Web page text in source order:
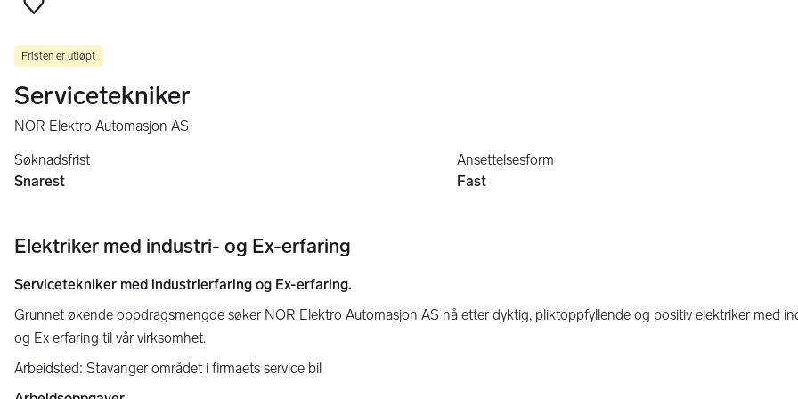
Fristen er utløpt
Servicetekniker
NOR Elektro Automasjon AS
Søknadsfrist
Snarest
Ansettelsesform
Fast
Elektriker med industri- og Ex-erfaring
Servicetekniker med industrierfaring og Ex-erfaring.
Grunnet økende oppdragsmengde søker NOR Elektro Automasjon AS nå etter dyktig, pliktoppfyllende og positiv elektriker med
og Ex erfaring til vår virksomhet.
Arbeidsted: Stavanger området i firmaets service bil